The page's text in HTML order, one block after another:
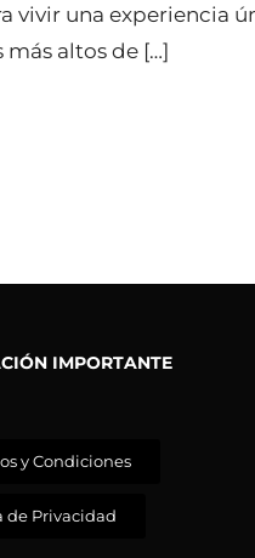
vivir una experiencia
altos de […]
IMPORTANTE
y Condiciones
de Privacidad